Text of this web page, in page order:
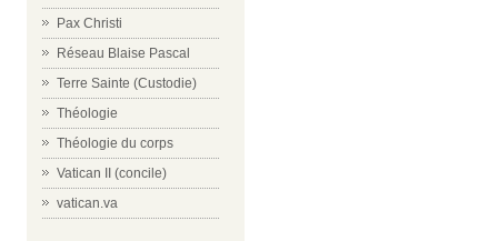
Pax Christi
Réseau Blaise Pascal
Terre Sainte (Custodie)
Théologie
Théologie du corps
Vatican II (concile)
vatican.va